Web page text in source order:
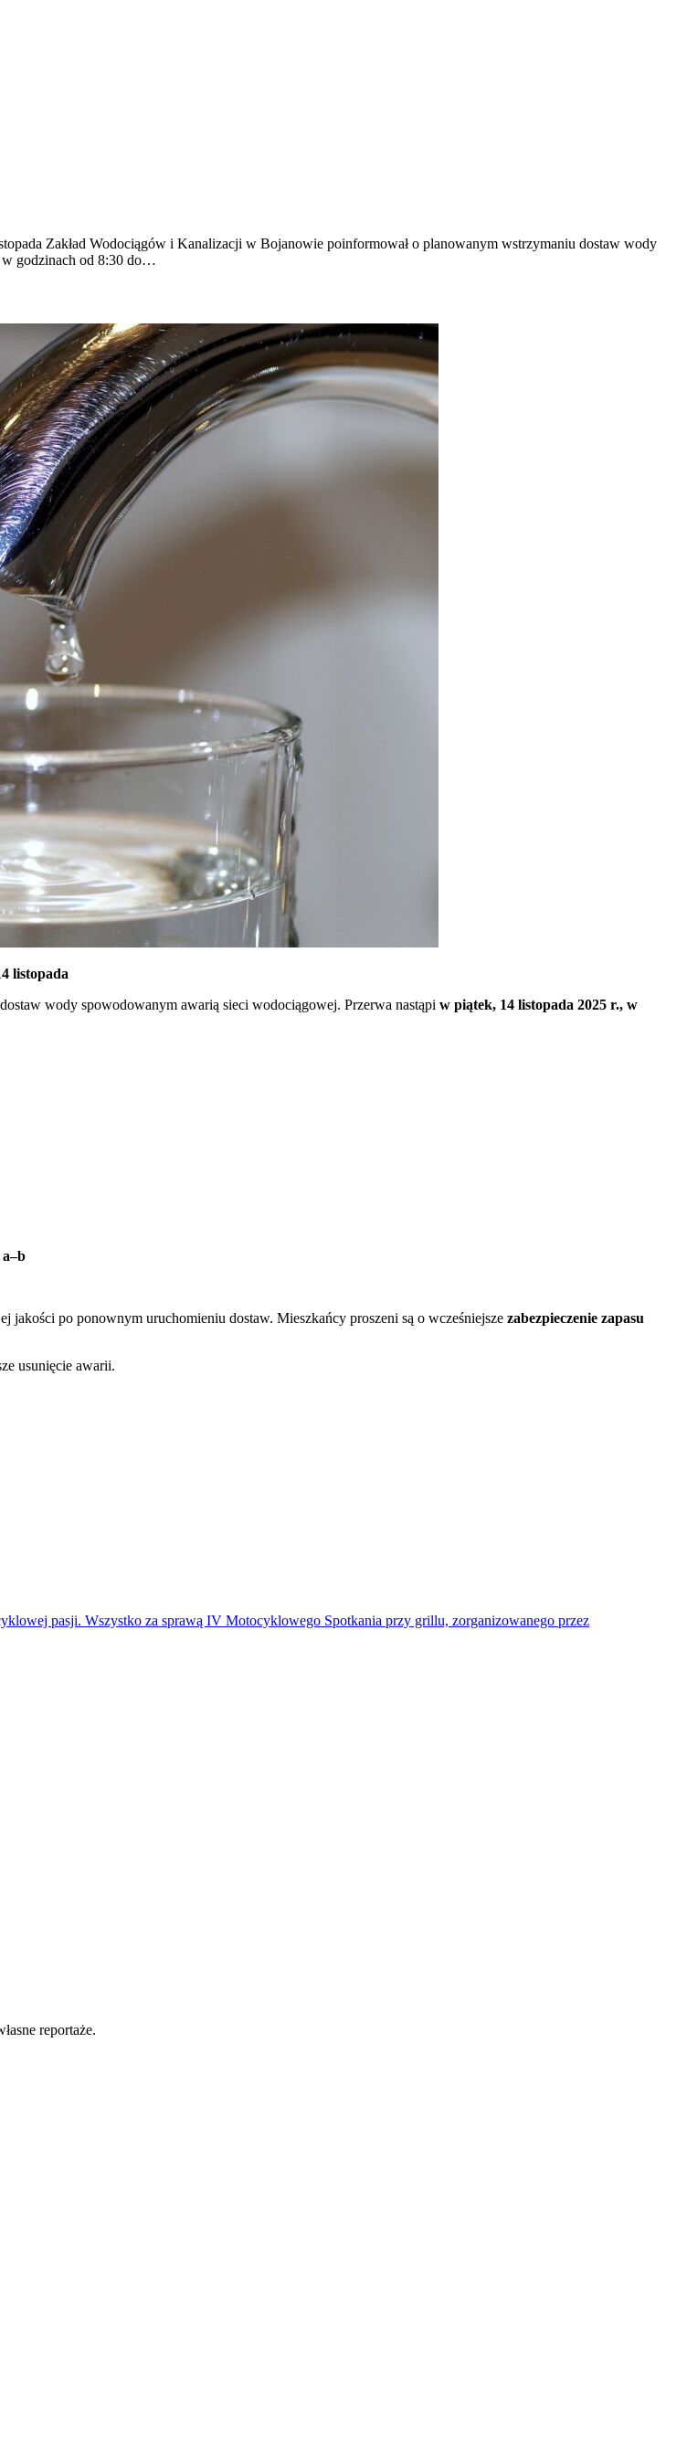
Zakład Wodociągów i Kanalizacji w Bojanowie poinformował o planowanym wstrzymaniu dostaw wody
w godzinach od 8:30 do…
listopada
wody spowodowanym awarią sieci wodociągowej. Przerwa nastąpi w piątek, 14 listopada 2025 r., w
a–b
po ponownym uruchomieniu dostaw. Mieszkańcy proszeni są o wcześniejsze zabezpieczenie zapasu
usunięcie awarii.
pasji. Wszystko za sprawą IV Motocyklowego Spotkania przy grillu, zorganizowanego przez
reportaże.